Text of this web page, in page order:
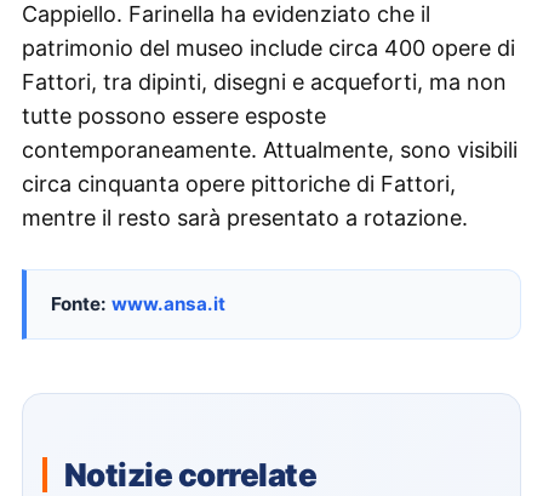
Cappiello. Farinella ha evidenziato che il
patrimonio del museo include circa 400 opere di
Fattori, tra dipinti, disegni e acqueforti, ma non
tutte possono essere esposte
contemporaneamente. Attualmente, sono visibili
circa cinquanta opere pittoriche di Fattori,
mentre il resto sarà presentato a rotazione.
Fonte: www.ansa.it
Notizie correlate